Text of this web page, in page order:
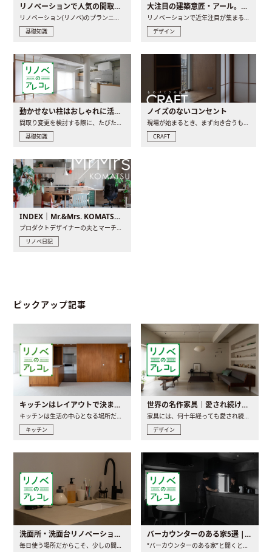
リノベーションで人気の間取りとは？トレンドの間取りと実例を徹底解説
リノベーション(リノベ)のプランニングで一番最初に決めるのは..
基礎知識
大注目の建築意匠・アール。人気の理由と空間に取り入れるポイント
リノベーションで近年注目が集まる建築意匠の一つであるアール..
デザイン
動かせない柱はおしゃれに活用！柱を魅せるリノベーション(リノベ)4選
間取り変更を検討する際に、たびたび皆さんの頭を悩ませる動か..
基礎知識
ノイズのないコンセント
現場が始まるとき、まず向き合うものの一つがコンセントです..
CRAFT
INDEX｜Mr.&Mrs. KOMATSU renovation diary
プロダクトデザイナーの夫とマーチャンダイザーの妻が、夫婦で..
リノベ日記
ピックアップ記事
キッチンはレイアウトで決まる。後悔しないための考え方と選び方
キッチンは生活の中心となる場所だからこそ、家の中のどこに置..
キッチン
世界の名作家具｜愛され続ける理由と一生モノとの出会い方
家具には、何十年経っても愛され続ける「名作」と呼ばれるもの..
デザイン
洗面所・洗面台リノベーションの事例と間取りアイデア
毎日使う場所だからこそ、少しの間取りの工夫や素材の選び方で..
バーカウンターのある家5選 | 日常に馴染む“距離の近い”キッチンとは
“バーカウンターのある家”と聞くと、少し特別な、大人のための..